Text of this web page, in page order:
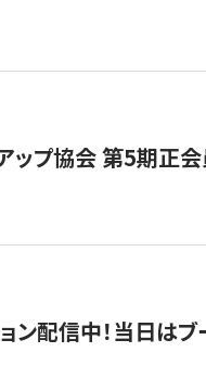
ップ協会 第5期正
配信中！当日はブ